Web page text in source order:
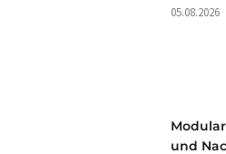
05.08.2026
und